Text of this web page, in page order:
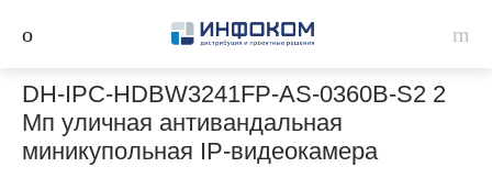
DH-IPC-HDBW3241FP-AS-0360B-S2 2
Мп уличная антивандальная
миникупольная IP-видеокамера